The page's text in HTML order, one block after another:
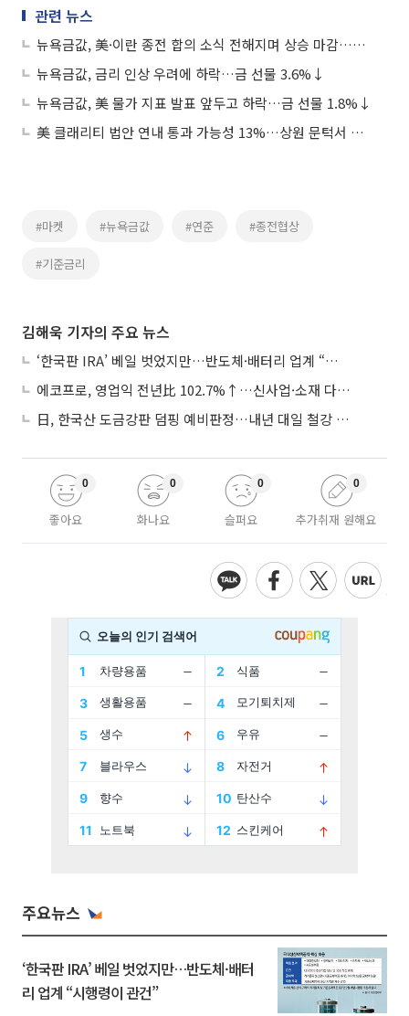
관련 뉴스
뉴욕금값, 美·이란 종전 합의 소식 전해지며 상승 마감…금 선물 2.66%↑
뉴욕금값, 금리 인상 우려에 하락…금 선물 3.6%↓
뉴욕금값, 美 물가 지표 발표 앞두고 하락…금 선물 1.8%↓
美 클래리티 법안 연내 통과 가능성 13%…상원 문턱서 제동
#마켓 #뉴욕금값 #연준 #종전협상
#기준금리
김해욱 기자의 주요 뉴스
‘한국판 IRA’ 베일 벗었지만…반도체·배터리 업계 “시행령이 관건”
에코프로, 영업익 전년比 102.7%↑…신사업·소재 다각화 박차
日, 한국산 도금강판 덤핑 예비판정…내년 대일 철강 수출 ‘빨간불’
좋아요
0
화나요
0
슬퍼요
0
추가취재 원해요
0
주요뉴스
‘한국판 IRA’ 베일 벗었지만…반도체·배터
리 업계 “시행령이 관건”